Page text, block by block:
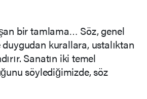
bir tamlama… Söz, genel
kurallara, ustalıktan
Sanatın iki temel
söylediğimizde, söz